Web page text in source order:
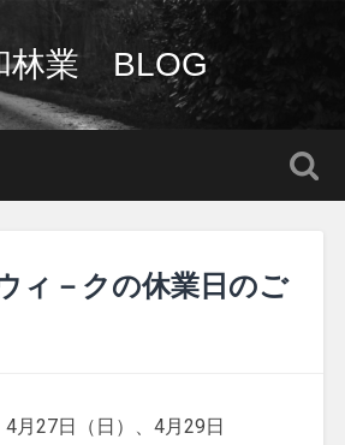
林業 BLOG
ィ－クの休業日のご
月27日（日）、4月29日